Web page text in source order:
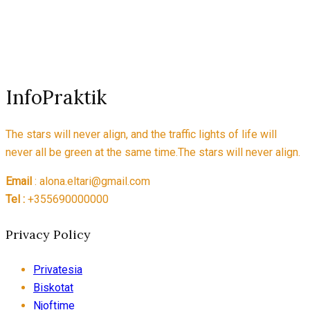
InfoPraktik
The stars will never align, and the traffic lights of life will
never all be green at the same time.The stars will never align.
Email : alona.eltari@gmail.com
Tel : +355690000000
Privacy Policy
Privatesia
Biskotat
Njoftime